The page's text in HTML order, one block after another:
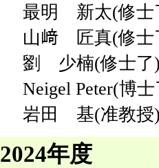
最明 新太(修士
山﨑 匠真(修士
劉 少楠(修士了
Neigel Peter(博
岩田 基(准教授
2024年度